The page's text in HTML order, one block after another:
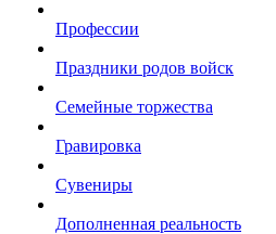
Профессии
Праздники родов войск
Семейные торжества
Гравировка
Сувениры
Дополненная реальность